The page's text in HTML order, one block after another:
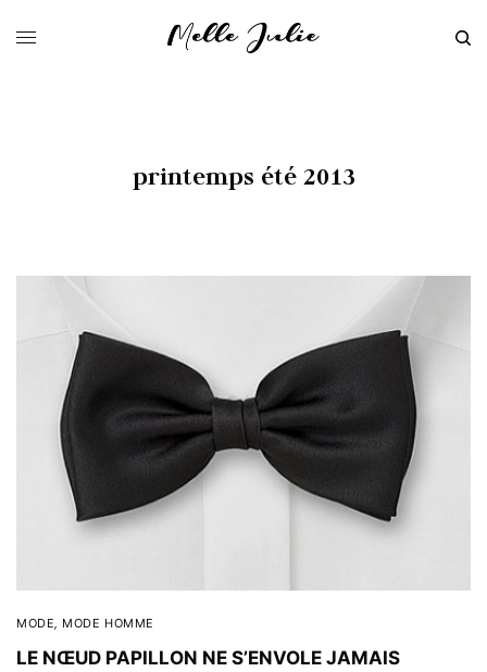
printemps été 2013
MODE MODE HOMME
LE NŒUD PAPILLON NE S’ENVOLE JAMAIS